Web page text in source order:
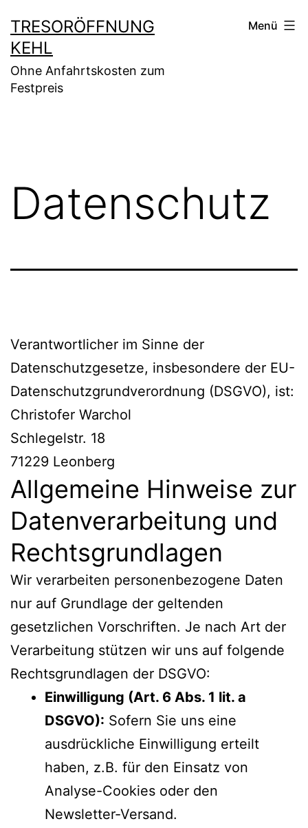
Inhalt
springen
TRESORÖFFNUNG
KEHL
Ohne Anfahrtskosten zum
Festpreis
Menü
Datenschutz
Verantwortlicher im Sinne der
Datenschutzgesetze, insbesondere der EU-
Datenschutzgrundverordnung (DSGVO), ist:
Christofer Warchol
Schlegelstr. 18
71229 Leonberg
Allgemeine Hinweise zur
Datenverarbeitung und
Rechtsgrundlagen
Wir verarbeiten personenbezogene Daten
nur auf Grundlage der geltenden
gesetzlichen Vorschriften. Je nach Art der
Verarbeitung stützen wir uns auf folgende
Rechtsgrundlagen der DSGVO:
Einwilligung (Art. 6 Abs. 1 lit. a
DSGVO): Sofern Sie uns eine
ausdrückliche Einwilligung erteilt
haben, z.B. für den Einsatz von
Analyse-Cookies oder den
Newsletter-Versand.